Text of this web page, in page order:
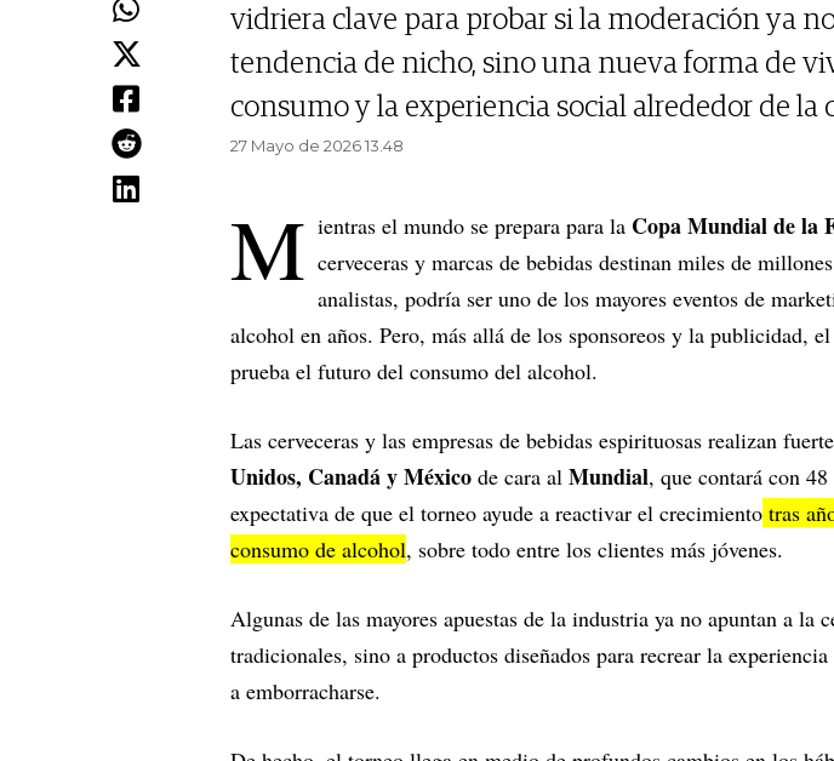
vidriera clave para probar si la moderación ya
tendencia de nicho, sino una nueva forma de
consumo y la experiencia social alrededor de la
27 Mayo de 2026 13.48
M ientras el mundo se prepara para la Copa Mundial de la
cerveceras y marcas de bebidas destinan miles de
analistas, podría ser uno de los mayores eventos de
alcohol en años. Pero, más allá de los sponsoreos y la publicidad,
prueba el futuro del consumo del alcohol.
Las cerveceras y las empresas de bebidas espirituosas realizan
Unidos, Canadá y México de cara al Mundial, que contará con
expectativa de que el torneo ayude a reactivar el crecimiento tras
consumo de alcohol, sobre todo entre los clientes más jóvenes.
Algunas de las mayores apuestas de la industria ya no apuntan a la
tradicionales, sino a productos diseñados para recrear la
a emborracharse.